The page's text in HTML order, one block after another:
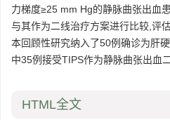
力梯度≥25 mm Hg的静脉曲张出血
与其作为二线治疗方案进行比较,评
本回顾性研究纳入了50例确诊为肝
中35例接受TIPS作为静脉曲张出血
HTML全文